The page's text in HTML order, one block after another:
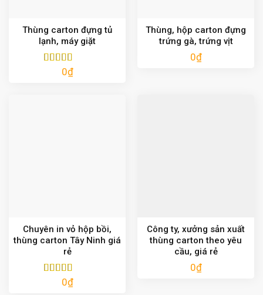
Thùng carton đựng tủ
lạnh, máy giặt
Được xếp
0₫
Thùng, hộp carton đựng
trứng gà, trứng vịt
0₫
Chuyên in vỏ hộp bồi,
thùng carton Tây Ninh giá
rẻ
Được xếp
0₫
Công ty, xưởng sản xuất
thùng carton theo yêu
cầu, giá rẻ
0₫